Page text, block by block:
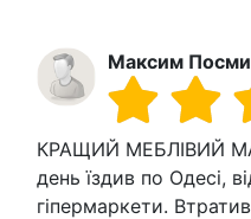
Максим
КРАЩИЙ МЕБЛІВИЙ
день їздив по Одесі,
гіпермаркети.